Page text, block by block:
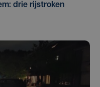
drie rijstroken